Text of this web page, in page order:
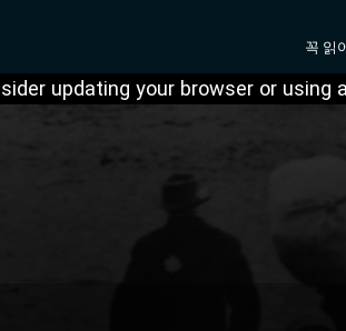
꼭 읽
updating your browser or using